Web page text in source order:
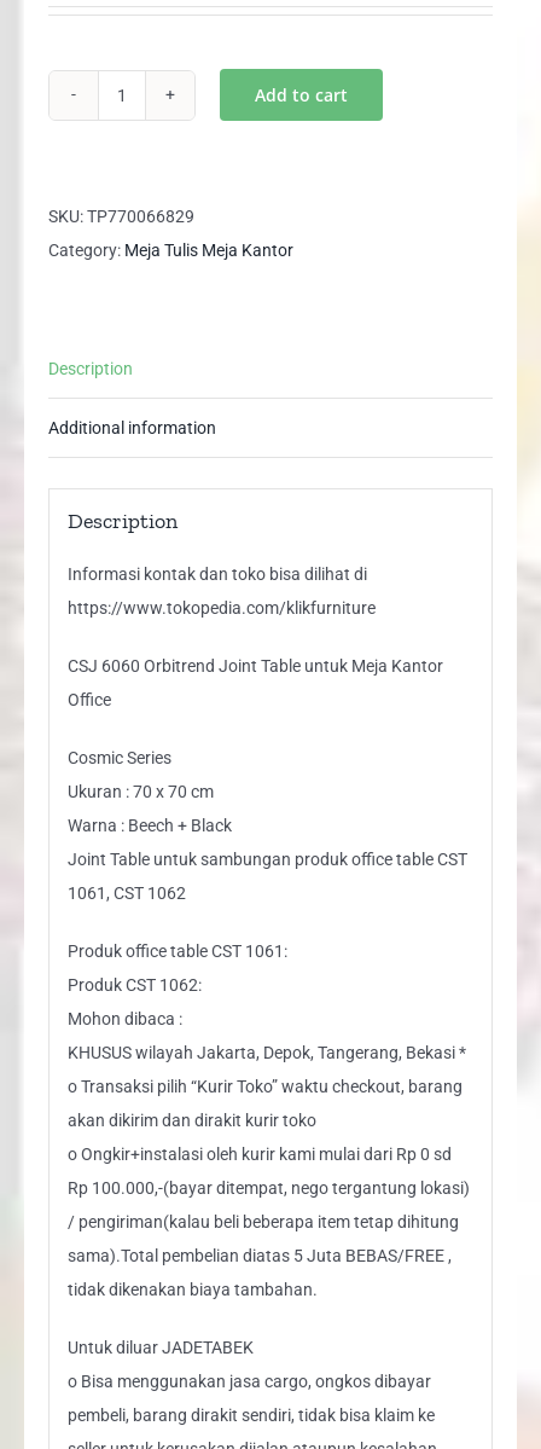
Joint
Table
Office
Add to cart
SKU:TP770066829
Category: Meja Tulis Meja Kantor
Description
Additional information
Description
Informasi kontak dan toko bisa dilihat di
https://www.tokopedia.com/klikfurniture
CSJ 6060 Orbitrend Joint Table untuk Meja Kantor
Office
Cosmic Series
Ukuran : 70 x 70 cm
Warna : Beech + Black
Joint Table untuk sambungan produk office table CST
1061, CST 1062
Produk office table CST 1061:
Produk CST 1062:
Mohon dibaca :
KHUSUS wilayah Jakarta, Depok, Tangerang, Bekasi *
o Transaksi pilih “Kurir Toko” waktu checkout, barang
akan dikirim dan dirakit kurir toko
o Ongkir+instalasi oleh kurir kami mulai dari Rp 0 sd
Rp 100.000,-(bayar ditempat, nego tergantung lokasi)
/ pengiriman(kalau beli beberapa item tetap dihitung
sama).Total pembelian diatas 5 Juta BEBAS/FREE ,
tidak dikenakan biaya tambahan.
Untuk diluar JADETABEK
o Bisa menggunakan jasa cargo, ongkos dibayar
pembeli, barang dirakit sendiri, tidak bisa klaim ke